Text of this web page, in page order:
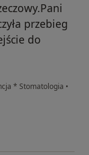
przebieg
do
* Stomatologia •